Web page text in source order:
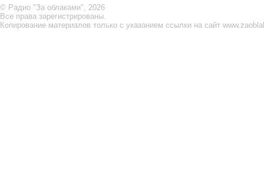
© Радио "За облаками", 2026
Все права зарегистрированы.
Копирование материалов только с указанием ссылки на сайт